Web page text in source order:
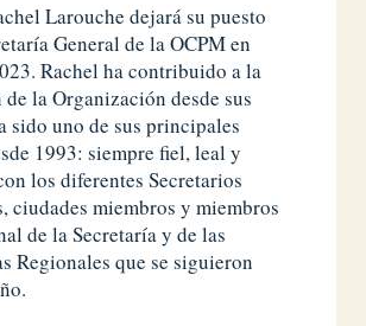
Larouche dejará su puesto
General de la OCPM en
Rachel ha contribuido a la
la Organización desde sus
sido uno de sus principales
1993: siempre fiel, leal y
los diferentes Secretarios
ciudades miembros y miembros
de la Secretaría y de las
Regionales que se siguieron